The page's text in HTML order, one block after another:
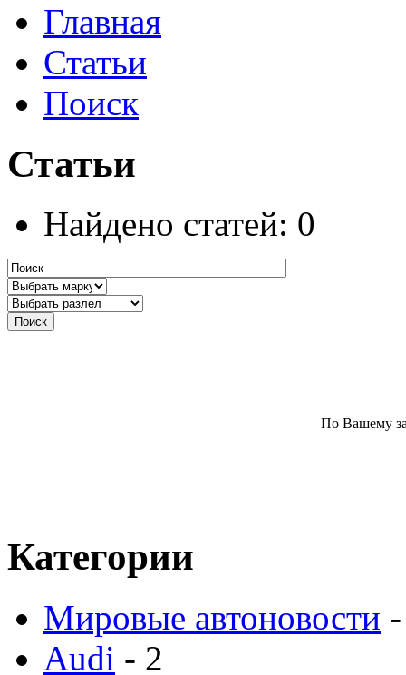
Главная
Статьи
Поиск
Статьи
Найдено статей: 0
По Вашему
Категории
Мировые автоновости
Audi - 2